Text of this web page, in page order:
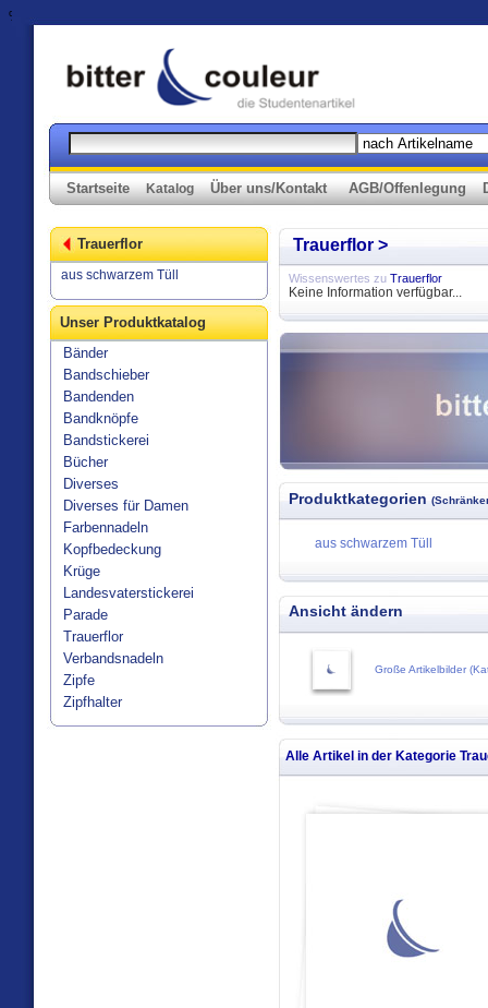
%>
Startseite Katalog Über uns/Kontakt AGB/Offenlegung
Trauerflor
aus schwarzem Tüll
Unser Produktkatalog
Bänder
Bandschieber
Bandenden
Bandknöpfe
Bandstickerei
Bücher
Diverses
Diverses für Damen
Farbennadeln
Kopfbedeckung
Krüge
Landesvaterstickerei
Parade
Trauerflor
Verbandsnadeln
Zipfe
Zipfhalter
Trauerflor >
Wissenswertes zu Trauerflor
Keine Information verfügbar...
Produktkategorien
aus schwarzem Tüll
Ansicht ändern
Große Artikelbilder
Alle Artikel in der Kategorie